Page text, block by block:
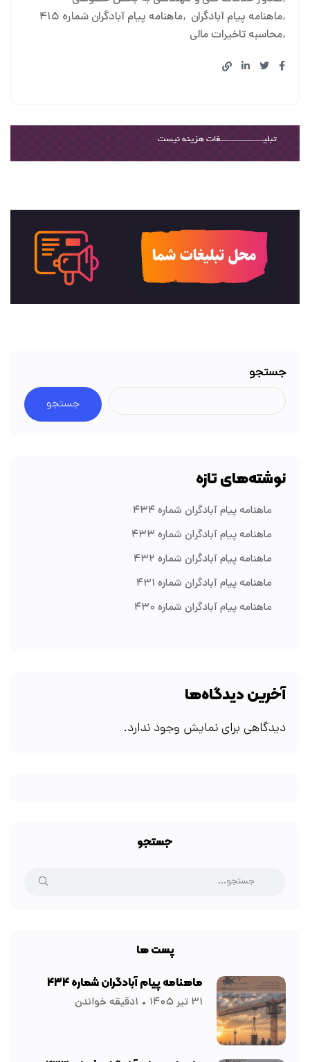
ماهنامه پیام آبادگران ماهنامه پیام آبادگران شماره ۴۱۵
محاسبه تاخیرات مالی
جستجو
جستجو
نوشته‌های تازه
ماهنامه پیام آبادگران شماره ۴۳۴
ماهنامه پیام آبادگران شماره ۴۳۳
ماهنامه پیام آبادگران شماره ۴۳۲
ماهنامه پیام آبادگران شماره ۴۳۱
ماهنامه پیام آبادگران شماره ۴۳۰
آخرین دیدگاه‌ها
دیدگاهی برای نمایش وجود ندارد.
جستجو
پست ها
ماهنامه پیام آبادگران شماره ۴۳۴
۳۱ تیر ۱۴۰۵ ۱دقیقه خواندن